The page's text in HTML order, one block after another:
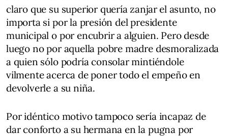
claro que su superior quería zanjar el asunto, no
importa si por la presión del presidente
municipal o por encubrir a alguien. Pero desde
luego no por aquella pobre madre desmoralizada
a quien sólo podría consolar mintiéndole
vilmente acerca de poner todo el empeño en
devolverle a su niña.
Por idéntico motivo tampoco sería incapaz de
dar conforto a su hermana en la pugna por